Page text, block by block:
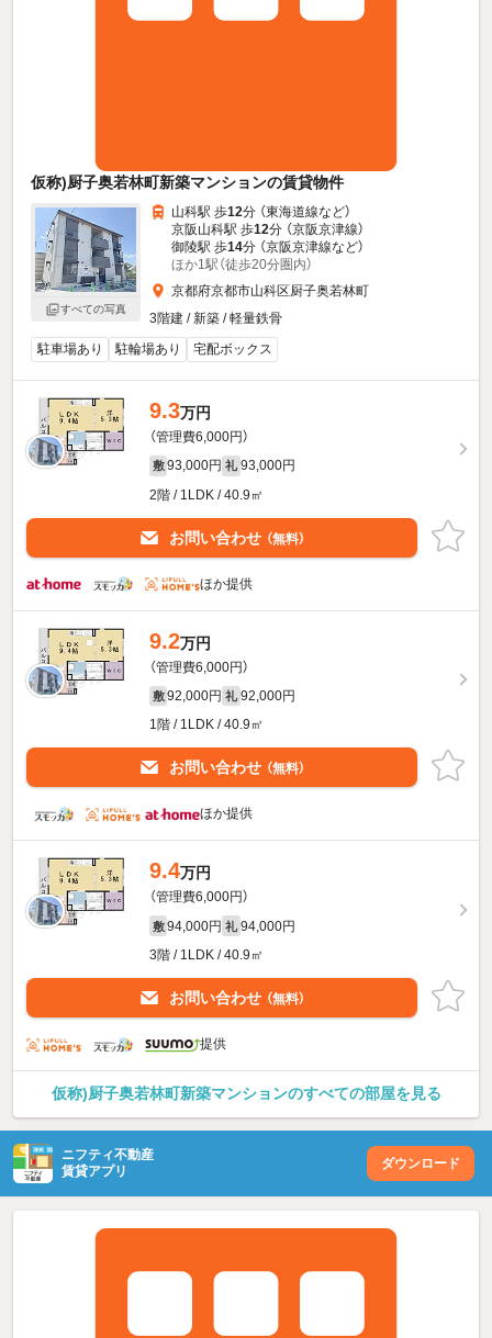
仮称)厨子奥若林町新築マンションの賃貸物件
すべての写真
山科駅 歩12分 （東海道線など）
京阪山科駅 歩12分 （京阪京津線）
御陵駅 歩14分 （京阪京津線など）
ほか1駅（徒歩20分圏内）
京都府京都市山科区厨子奥若林町
3階建 / 新築 / 軽量鉄骨
駐車場あり
駐輪場あり 宅配ボックス
9.3万円
（管理費6,000円）
敷 93,000円 礼 93,000円
2階 / 1LDK / 40.9㎡
お問い合わせ （無料）
ほか提供
9.2万円
（管理費6,000円）
敷 92,000円 礼 92,000円
1階 / 1LDK / 40.9㎡
お問い合わせ （無料）
ほか提供
9.4万円
（管理費6,000円）
敷 94,000円 礼 94,000円
3階 / 1LDK / 40.9㎡
お問い合わせ （無料）
提供
仮称)厨子奥若林町新築マンションのすべての部屋を見る
ニフティ不動産
賃貸アプリ
ダウンロード